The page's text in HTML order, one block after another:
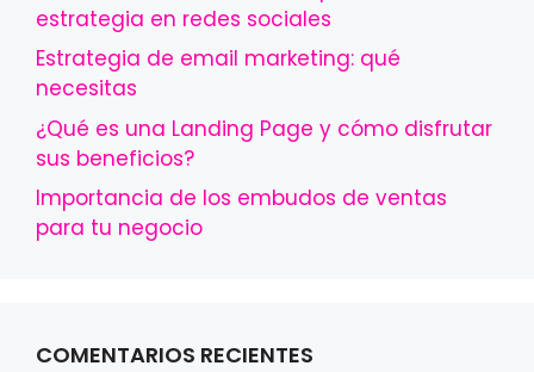
estrategia en redes sociales
Estrategia de email marketing: qué
necesitas
¿Qué es una Landing Page y cómo disfrutar
sus beneficios?
Importancia de los embudos de ventas
para tu negocio
COMENTARIOS RECIENTES